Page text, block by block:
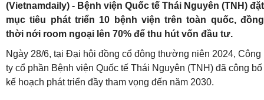
(Vietnamdaily) - Bệnh viện Quốc tế Thái Nguyên (TNH) đặt
mục tiêu phát triển 10 bệnh viện trên toàn quốc, đồng
thời nới room ngoại lên 70% để thu hút vốn đầu tư.
Ngày 28/6, tại Đại hội đồng cổ đông thường niên 2024, Công
ty cổ phần Bệnh viện Quốc tế Thái Nguyên (TNH) đã công bố
kế hoạch phát triển đầy tham vọng đến năm 2030.